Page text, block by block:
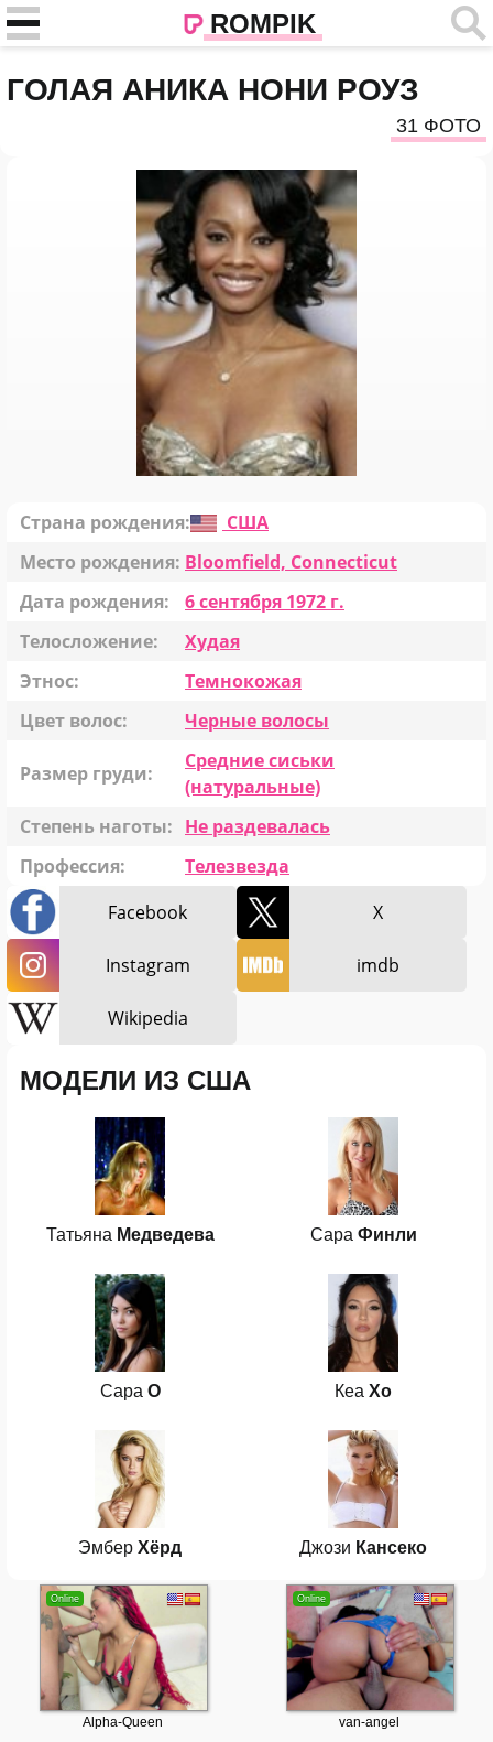
ROMPIK
ГОЛАЯ АНИКА НОНИ РОУЗ
31 ФОТО
Страна рождения:
США
Место рождения: Bloomfield, Connecticut
Дата рождения:
6 сентября 1972 г.
Телосложение:
Худая
Этнос:
Темнокожая
Цвет волос:
Черные волосы
Размер груди:
Средние сиськи
(натуральные)
Степень наготы: Не раздевалась
Профессия:
Телезвезда
Facebook
X
Instagram imdb
Wikipedia
МОДЕЛИ ИЗ США
Татьяна Медведева Сара Финли
Сара О Кеа Хо
Эмбер Хёрд Джози Кансеко